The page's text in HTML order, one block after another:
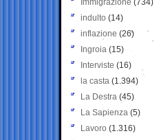
Immigrazione (734)
indulto (14)
inflazione (26)
Ingroia (15)
Interviste (16)
la casta (1.394)
La Destra (45)
La Sapienza (5)
Lavoro (1.316)